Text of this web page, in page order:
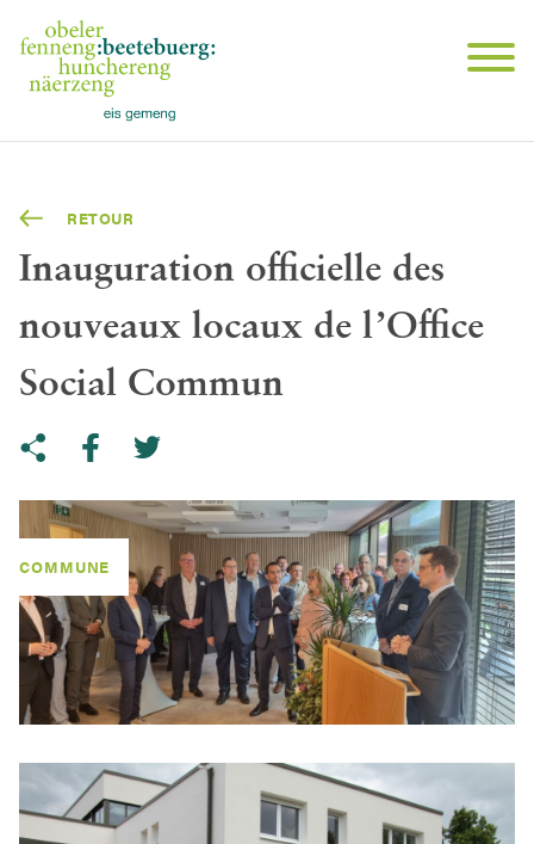
RETOUR
Inauguration officielle des
nouveaux locaux de l’Office
Social Commun
Share on facebook
COMMUNE